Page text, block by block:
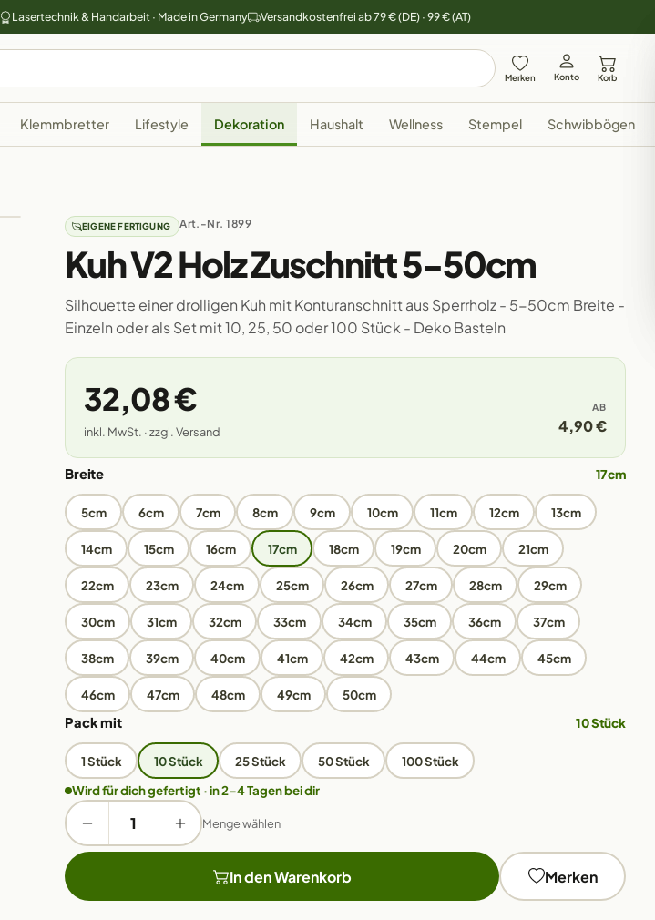
Lasertechnik & Handarbeit · Made in Germany Versandkostenfrei ab 79 € (DE) · 99 € (AT)
Merken Konto Korb
Klemmbretter Lifestyle Dekoration Haushalt Wellness Stempel Schwibbögen
EIGENE FERTIGUNG Art.-Nr. 1899
Kuh V2 Holz Zuschnitt 5-50cm
Silhouette einer drolligen Kuh mit Konturanschnitt aus Sperrholz - 5-50cm Breite -
Einzeln oder als Set mit 10, 25, 50 oder 100 Stück - Deko Basteln
32,08 €
inkl. MwSt. · zzgl. Versand
AB
4,90 €
Breite 17cm
5cm 6cm 7cm 8cm 9cm 10cm 11cm 12cm 13cm
14cm 15cm 16cm 17cm 18cm 19cm 20cm 21cm
22cm 23cm 24cm 25cm 26cm 27cm 28cm 29cm
30cm 31cm 32cm 33cm 34cm 35cm 36cm 37cm
38cm 39cm 40cm 41cm 42cm 43cm 44cm 45cm
46cm 47cm 48cm 49cm 50cm
Pack mit 10 Stück
1 Stück 10 Stück 25 Stück 50 Stück
100 Stück
Wird für dich gefertigt · in 2–4 Tagen bei dir
Menge wählen
In den Warenkorb Merken